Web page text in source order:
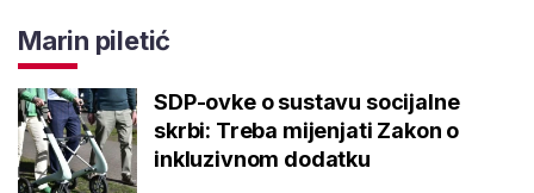
Marin piletić
SDP-ovke o sustavu socijalne
skrbi: Treba mijenjati Zakon o
inkluzivnom dodatku